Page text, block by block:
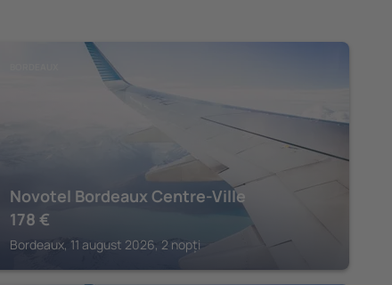
Novotel Bordeaux Centre-Ville
178 €
Bordeaux, 11 august 2026, 2 nopți